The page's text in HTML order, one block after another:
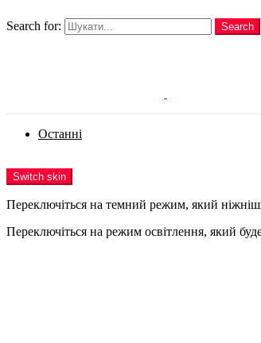
Search for:
Search
Останні
Switch skin
Переключіться на темний режим, який
Переключіться на режим освітлення, який